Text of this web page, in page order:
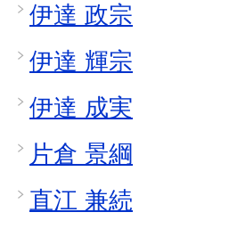
伊達 政宗
伊達 輝宗
伊達 成実
片倉 景綱
直江 兼続